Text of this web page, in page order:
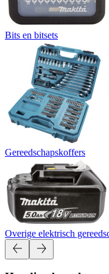
Bits en bitsets
Gereedschapskoffers
Overige elektrisch